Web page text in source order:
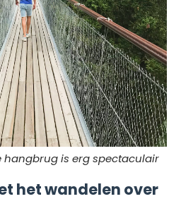
hangbrug is erg spectaculair
het wandelen over